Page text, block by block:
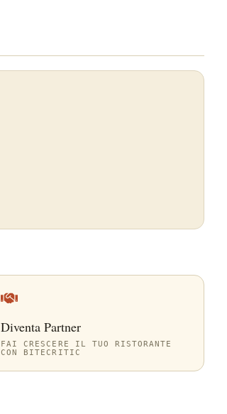
Diventa Partner
FAI CRESCERE IL TUO RISTORANTE
CON BITECRITIC